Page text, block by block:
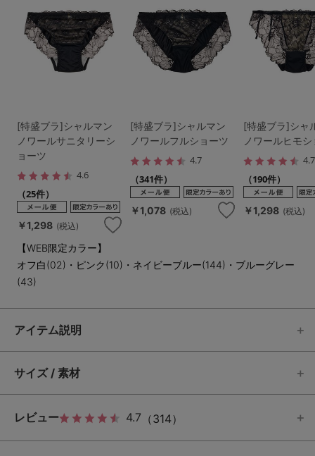
[特盛ブラ]シャルマン
ノワールサニタリーシ
ョーツ
4.6
（25件）
￥1,298 (税込)
[特盛ブラ]シャルマン
ノワールフルショーツ
4.7
（341件）
￥1,078 (税込)
[特盛ブラ]シャ
ノワールヒモ
4.7
（190件）
￥1,298 (税込)
【WEB限定カラー】
オフ白(02)・ピンク(10)・ネイビーブルー(144)・ブルーグレー
(43)
アイテム説明
サイズ / 素材
レビュー 4.7 （314）